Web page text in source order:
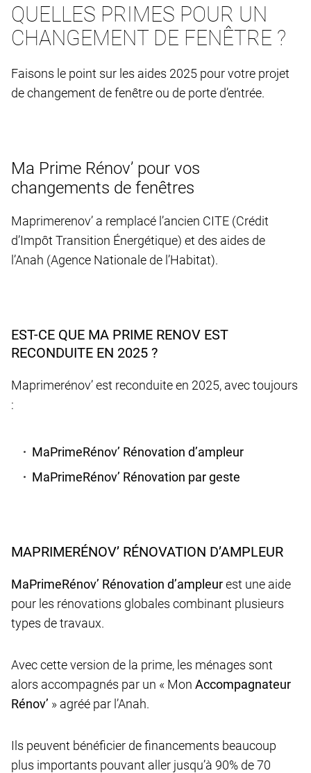
QUELLES PRIMES POUR UN
CHANGEMENT DE FENÊTRE ?
Faisons le point sur les aides 2025 pour votre projet
de changement de fenêtre ou de porte d’entrée.
Ma Prime Rénov’ pour vos
changements de fenêtres
Maprimerenov’ a remplacé l’ancien CITE (Crédit
d’Impôt Transition Énergétique) et des aides de
l’Anah (Agence Nationale de l’Habitat).
EST-CE QUE MA PRIME RENOV EST
RECONDUITE EN 2025 ?
Maprimerénov’ est reconduite en 2025, avec toujours
:
MaPrimeRénov’ Rénovation d’ampleur
MaPrimeRénov’ Rénovation par geste
MAPRIMERÉNOV’ RÉNOVATION D’AMPLEUR
MaPrimeRénov’ Rénovation d’ampleurest une aide
pour les rénovations globales combinant plusieurs
types de travaux.
Avec cette version de la prime, les ménages sont
alors accompagnés par un « Mon Accompagnateur
Rénov’ » agréé par l’Anah.
Ils peuvent bénéficier de financements beaucoup
plus importants pouvant aller jusqu’à 90% de 70